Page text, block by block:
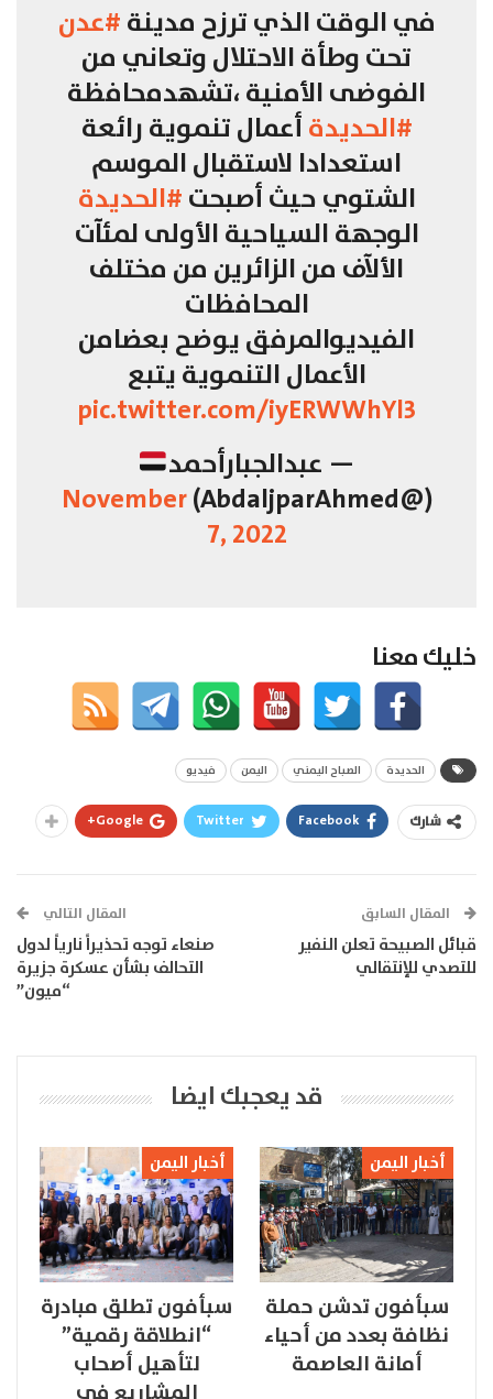
في الوقت الذي ترزح مدينة#عدن
تحت وطأة الاحتلال وتعاني من
الفوضى الأمنية ،تشهدمحافظة
#الحديدةأعمال تنموية رائعة
استعدادا لاستقبال الموسم
الشتوي حيث أصبحت#الحديدة
الوجهة السياحية الأولى لمئآت
الألآف من الزائرين من مختلف
المحافظات
الفيديوالمرفق يوضح بعضامن
الأعمال التنموية يتبع
pic.twitter.com/iyERWWhYl3
— عبدالجبارأحمد
(@AbdaljparAhmed)
November
7, 2022
خليك معنا
الحديدة الصباح اليمني اليمن فيديو
شارك Facebook
Twitter
Google+
المقال السابق
قبائل الصبيحة تعلن النفير
للتصدي للإنتقالي
المقال التالي
صنعاء توجه تحذيراً نارياً لدول
التحالف بشأن عسكرة جزيرة
“ميون”
قد يعجبك ايضا
أخبار اليمن
سبأفون تدشن حملة
نظافة بعدد من أحياء
أمانة العاصمة
أخبار اليمن
سبأفون تطلق مبادرة
“انطلاقة رقمية”
لتأهيل أصحاب